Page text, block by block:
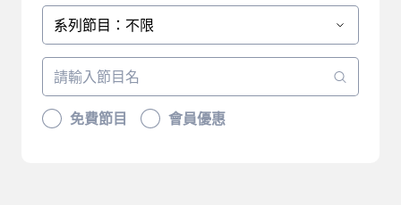
系列節目：不限
免費節目 會員優惠